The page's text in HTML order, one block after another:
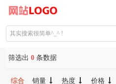
筛选出 0 条数据
综合 销量 热度 价格